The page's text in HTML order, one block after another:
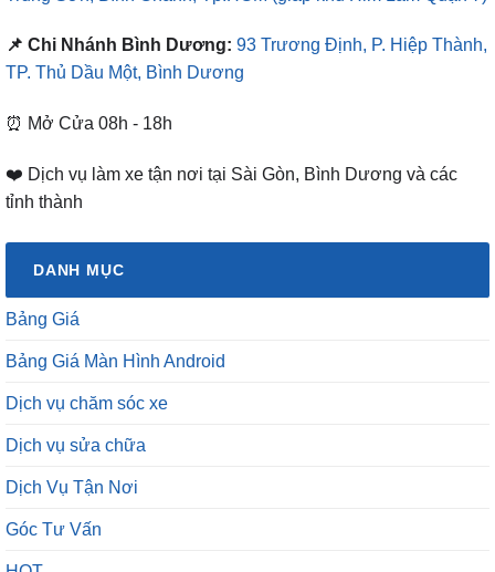
⏰ Mở Cửa 08h - 18h
❤️ Dịch vụ làm xe tận nơi tại Sài Gòn, Bình Dương và các
DANH MỤC
Bảng Giá
Bảng Giá Màn Hình Android